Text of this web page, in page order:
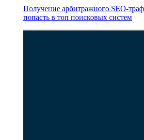
Получение арбитражного SEO-
попасть в топ поисковых систем